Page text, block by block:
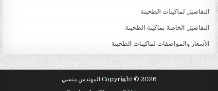
التفاصيل لماكينات الطحينة
التفاصيل الخاصة بماكينة الطحينة
الأسعار والمواصفات لماكينات الطحينة
Copyright © 2026 المهندس منسي